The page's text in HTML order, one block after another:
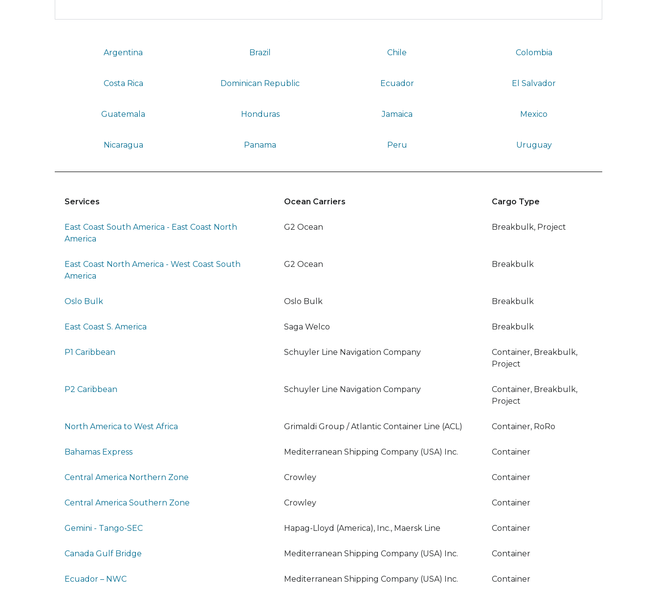
Argentina Brazil Chile Colombia
Costa Rica Dominican Republic Ecuador El Salvador
Guatemala Honduras Jamaica Mexico
Nicaragua Panama Peru Uruguay
Services Ocean Carriers Cargo Type
East Coast South America - East Coast North
America
G2 Ocean Breakbulk, Project
East Coast North America - West Coast South
America
G2 Ocean Breakbulk
Oslo Bulk Oslo Bulk Breakbulk
East Coast S. America Saga Welco Breakbulk
P1 Caribbean Schuyler Line Navigation Company
Container, Breakbulk,
Project
P2 Caribbean Schuyler Line Navigation Company
Container, Breakbulk,
Project
North America to West Africa Grimaldi Group / Atlantic Container Line (ACL) Container, RoRo
Bahamas Express Mediterranean Shipping Company (USA) Inc. Container
Central America Northern Zone Crowley Container
Central America Southern Zone Crowley Container
Gemini - Tango-SEC Hapag-Lloyd (America), Inc., Maersk Line Container
Canada Gulf Bridge Mediterranean Shipping Company (USA) Inc. Container
Ecuador – NWC Mediterranean Shipping Company (USA) Inc. Container